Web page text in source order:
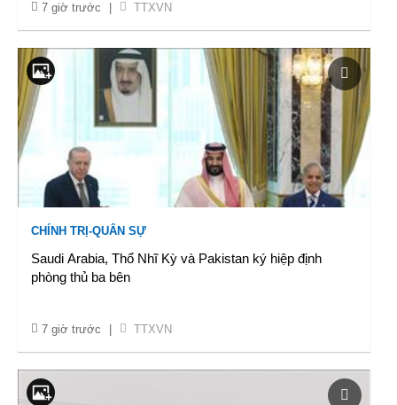
7 giờ trước TTXVN
CHÍNH TRỊ-QUÂN SỰ
Saudi Arabia, Thổ Nhĩ Kỳ và Pakistan ký hiệp định
phòng thủ ba bên
7 giờ trước TTXVN